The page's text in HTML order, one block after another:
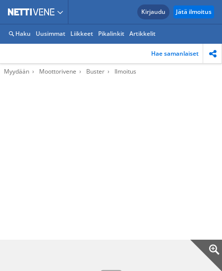
Kirjaudu Jätä ilmoitus
Haku Uusimmat Liikkeet Pikalinkit Artikkelit
Hae samanlaiset
Myydään Moottorivene Buster Ilmoitus